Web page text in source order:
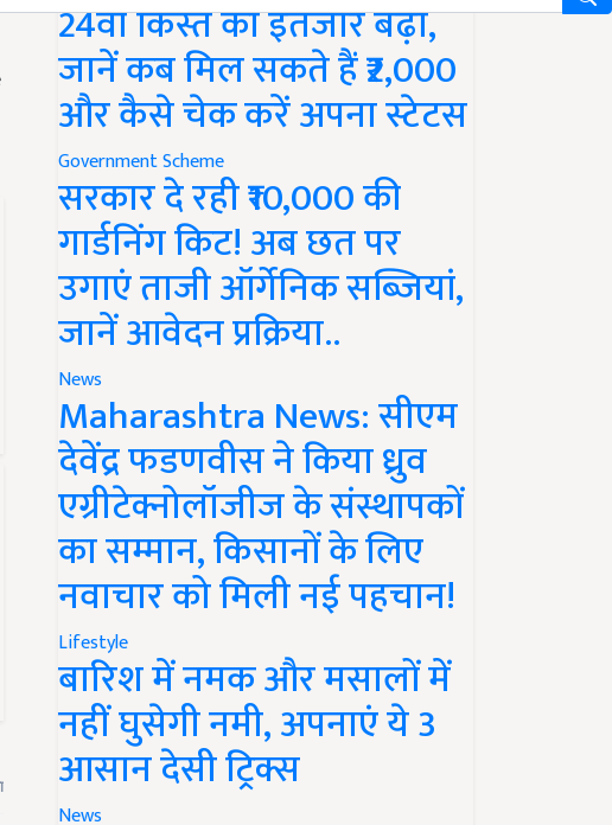
24वीं किस्त का इंतजार बढ़ा,
जानें कब मिल सकते हैं ₹2,000
और कैसे चेक करें अपना स्टेटस
Government Scheme
सरकार दे रही ₹10,000 की
गार्डनिंग किट! अब छत पर
उगाएं ताजी ऑर्गेनिक सब्जियां,
जानें आवेदन प्रक्रिया..
News
Maharashtra News: सीएम
देवेंद्र फडणवीस ने किया ध्रुव
एग्रीटेक्नोलॉजीज के संस्थापकों
का सम्मान, किसानों के लिए
नवाचार को मिली नई पहचान!
Lifestyle
बारिश में नमक और मसालों में
नहीं घुसेगी नमी, अपनाएं ये 3
आसान देसी ट्रिक्स
News